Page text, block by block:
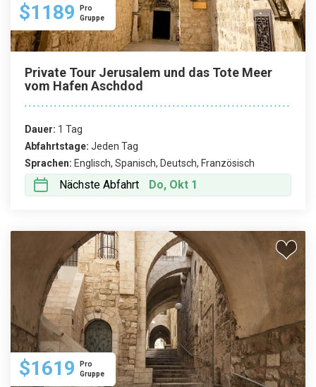
$1189
Pro
Gruppe
Private Tour Jerusalem und das Tote Meer
vom Hafen Aschdod
Dauer: 1 Tag
Abfahrtstage: Jeden Tag
Sprachen: Englisch, Spanisch, Deutsch, Französisch
Nächste Abfahrt Do, Okt 1
$1619
Pro
Gruppe